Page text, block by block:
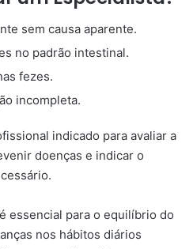
sem causa aparente.
no padrão intestinal.
fezes.
incompleta.
indicado para avaliar a
doenças e indicar o
essencial para o equilíbrio do
nos hábitos diários